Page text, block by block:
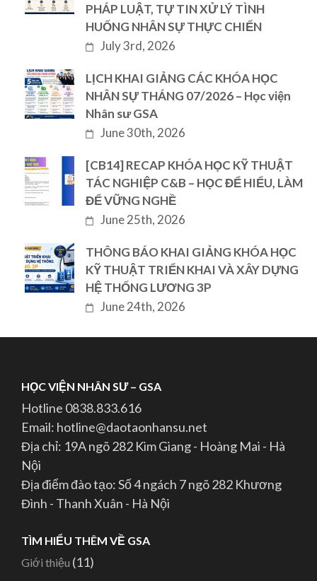
PHÁP LUẬT, TỰ TIN XỬ LÝ TÌNH
HUỐNG NHÂN SỰ THỰC CHIẾN
July 3rd, 2026
LỊCH KHAI GIẢNG CÁC KHÓA HỌC
NHÂN SỰ THÁNG 07/2026 – Học viện
Nhân sư GSA
June 30th, 2026
[CB14] RECAP KHÓA HỌC KỸ THUẬT
TÁC NGHIỆP C&B – HỌC ĐỂ HIỂU, LÀM
ĐỂ VỮNG NGHỀ
June 25th, 2026
THÔNG BÁO KHAI GIẢNG KHÓA HỌC
KỸ THUẬT TRIỂN KHAI VÀ XÂY DỰNG
HỆ THỐNG LƯƠNG 3P
June 24th, 2026
HỌC VIỆN NHÂN SƯ – GSA
Hotline 0838.833.616
Email: hotline@daotaonhansu.net
Địa chỉ: 19A ngõ 282 Kim Giang - Hoàng Mai - Hà
Nội
Địa điểm đào tạo: Số 4 ngách 7 ngõ 282 Khương
Đình - Thanh Xuân - Hà Nội
TÌM HIỂU THÊM VỀ GSA
Giới thiệu (11)